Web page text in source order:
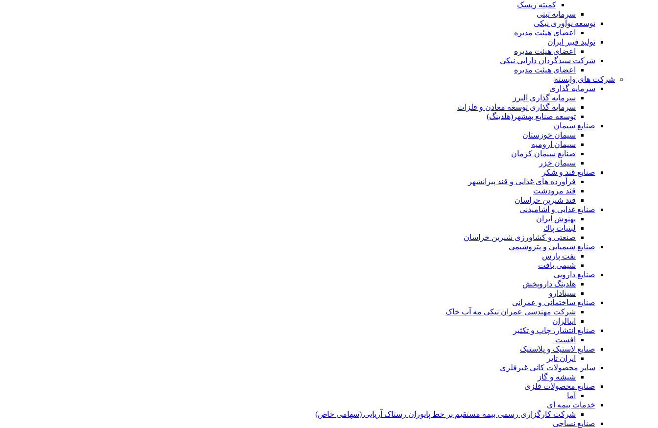
کمیته ریسک
سرمایه ثبتی
توسعه نوآوری نیکی
اعضای هیئت مدیره
تولید فیبر ایران
اعضای هیئت مدیره
شرکت سبدگردان دارایی نیکی
اعضای هیئت مدیره
شرکت های وابسته
سرمایه گذاری
سرمایه گذاری البرز
سرمایه گذاری توسعه معادن و فلزات
توسعه‌ صنایع‌ بهشهر(هلدینگ)
صنایع سیمان
سیمان خوزستان
سیمان ارومیه
صنایع سیمان کرمان
سیمان خزر
صنایع قند و شکر
فرآورده های غذایی و قند پیرانشهر
قند مرودشت
قند شیرین خراسان
صنایع غذايی و آشاميدنی
بهنوش ایران
لبنيات پاك
صنعتی و کشاورزی شیرین خراسان
صنایع شیمیایی و پتروشیمی
نفت پارس
شیمی بافت
صنایع دارویی
هلدینگ داروپخش
سینادارو
صنایع ساختمانی و عمرانی
شرکت مهندسی عمران نیکی مه آب خاک
ایتالران
صنایع انتشار، چاپ و تکثير
افست
صنایع لاستیک و پلاستیک
ایران تایر
ساير محصولات كانی غيرفلزی
شیشه و گاز
صنایع محصولات فلزی
آما
خدمات بیمه ای
شرکت کارگزاری رسمی بیمه مستقیم بر خط پایوران رستاک آریایی (سهامی خاص)
صنایع نساجی